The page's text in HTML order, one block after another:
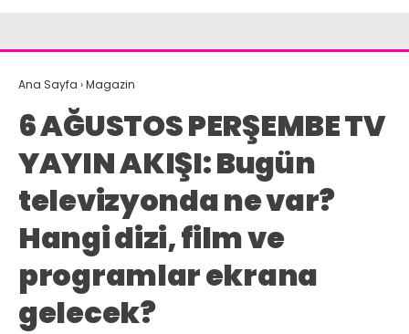
Ana Sayfa ›Magazin
6 AĞUSTOS PERŞEMBE TV
YAYIN AKIŞI: Bugün
televizyonda ne var?
Hangi dizi, film ve
programlar ekrana
gelecek?